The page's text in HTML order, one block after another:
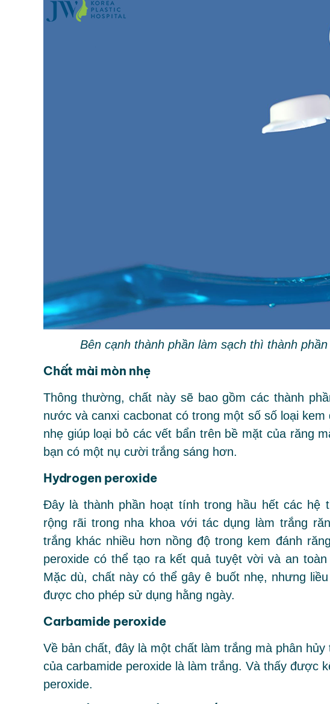
Bên cạnh thành phần làm sạch thì thành
Chất mài mòn nhẹ
Thông thường, chất này sẽ bao gồm các thành
nước và canxi cacbonat có trong một số số loại
nhẹ giúp loại bỏ các vết bẩn trên bề mặt của răng
bạn có một nụ cười trắng sáng hơn.
Hydrogen peroxide
Đây là thành phần hoạt tính trong hầu hết các hệ
rộng rãi trong nha khoa với tác dụng làm trắng
trắng khác nhiều hơn nồng độ trong kem đánh
peroxide có thể tạo ra kết quả tuyệt vời và an
Mặc dù, chất này có thể gây ê buốt nhẹ, nhưng
được cho phép sử dụng hằng ngày.
Carbamide peroxide
Về bản chất, đây là một chất làm trắng mà phân
của carbamide peroxide là làm trắng. Và thấy được
peroxide.